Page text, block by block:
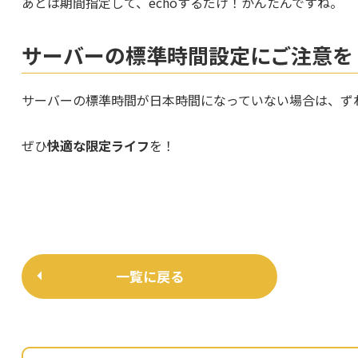
サーバーの標準時間設定にご注意を
サーバーの標準時間が日本時間になっていない場合は、ず
ぜひ快適な限定ライフを！
一覧に戻る